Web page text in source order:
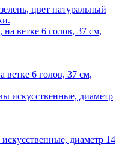
цвет натуральный
ветке 6 голов, 37 см,
диаметр 14